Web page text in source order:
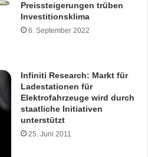
Preissteigerungen trüben
Investitionsklima
6. September 2022
Infiniti Research: Markt für
Ladestationen für
Elektrofahrzeuge wird durch
staatliche Initiativen
unterstützt
25. Juni 2011